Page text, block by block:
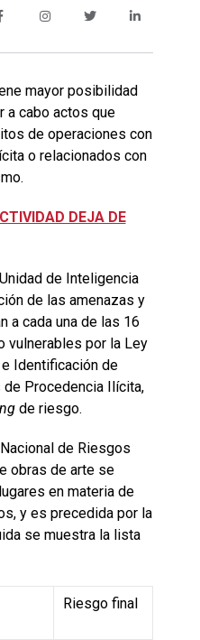
mayor posibilidad
a cabo actos que
de operaciones con
o relacionados con
DEJA DE
de Inteligencia
de las amenazas y
a cada una de las 16
vulnerables por la Ley
Identificación de
Procedencia Ilícita,
de riesgo.
de Riesgos
obras de arte se
en materia de
y es precedida por la
se muestra la lista
Riesgo final